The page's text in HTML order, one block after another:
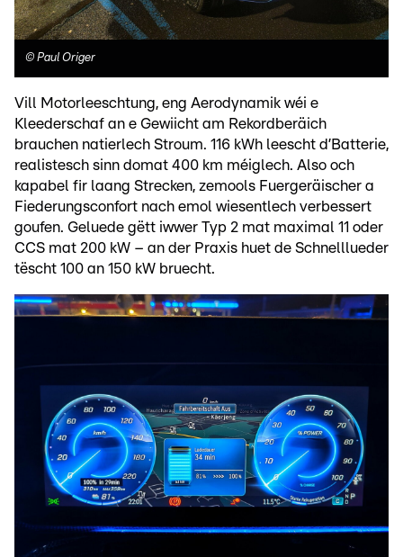
© Paul Origer
Vill Motorleeschtung, eng Aerodynamik wéi e
Kleederschaf an e Gewiicht am Rekordberäich
brauchen natierlech Stroum. 116 kWh leescht d’Batterie,
realistesch sinn domat 400 km méiglech. Also och
kapabel fir laang Strecken, zemools Fuergeräischer a
Fiederungsconfort nach emol wiesentlech verbessert
goufen. Geluede gëtt iwwer Typ 2 mat maximal 11 oder
CCS mat 200 kW – an der Praxis huet de Schnelllueder
tëscht 100 an 150 kW bruecht.